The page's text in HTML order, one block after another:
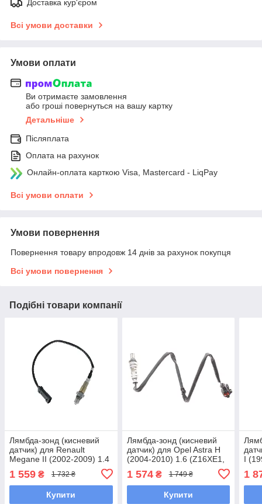
Доставка кур'єром
Всі умови доставки
Умови оплати
Ви отримаєте замовлення
або гроші повернуться на вашу картку
Детальніше
Післяплата
Оплата на рахунок
Онлайн-оплата карткою Visa, Mastercard - LiqPay
Всі умови оплати
Умови повернення
Повернення товару впродовж 14 днів за рахунок покупця
Всі умови повернення
Подібні товари компанії
Лямбда-зонд (кисневий
датчик) для Renault
Megane II (2002-2009) 1.4
(F4R)
1 559 ₴ 1 732 ₴
Купити
Лямбда-зонд (кисневий
датчик) для Opel Astra H
(2004-2010) 1.6 (Z16XE1,
1 574₴ 1 749 ₴
Купити
I
1